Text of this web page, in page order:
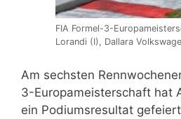
FIA Formel-3-
Lorandi (I), Dallara
Am sechsten
3-Europameisterschaft hat
ein Podiumsresultat